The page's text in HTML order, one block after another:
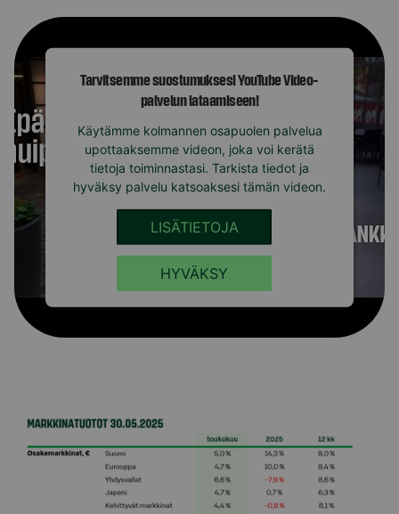
Tarvitsemme suostumuksesi YouTube Video-
palvelun lataamiseen!
Käytämme kolmannen osapuolen palvelua
upottaaksemme videon, joka voi kerätä
tietoja toiminnastasi. Tarkista tiedot ja
hyväksy palvelu katsoaksesi tämän videon.
LISÄTIETOJA
HYVÄKSY